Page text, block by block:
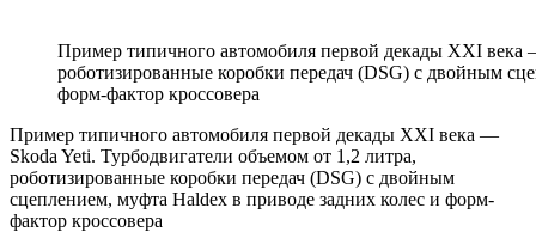
Пример типичного автомобиля первой декады XXI века
роботизированные коробки передач (DSG) с двойным
форм-фактор кроссовера
Пример типичного автомобиля первой декады XXI века —
Skoda Yeti. Турбодвигатели объемом от 1,2 литра,
роботизированные коробки передач (DSG) с двойным
сцеплением, муфта Haldex в приводе задних колес и форм-
фактор кроссовера